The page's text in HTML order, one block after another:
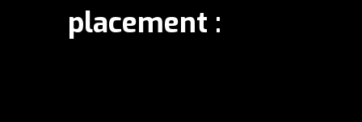
placement :